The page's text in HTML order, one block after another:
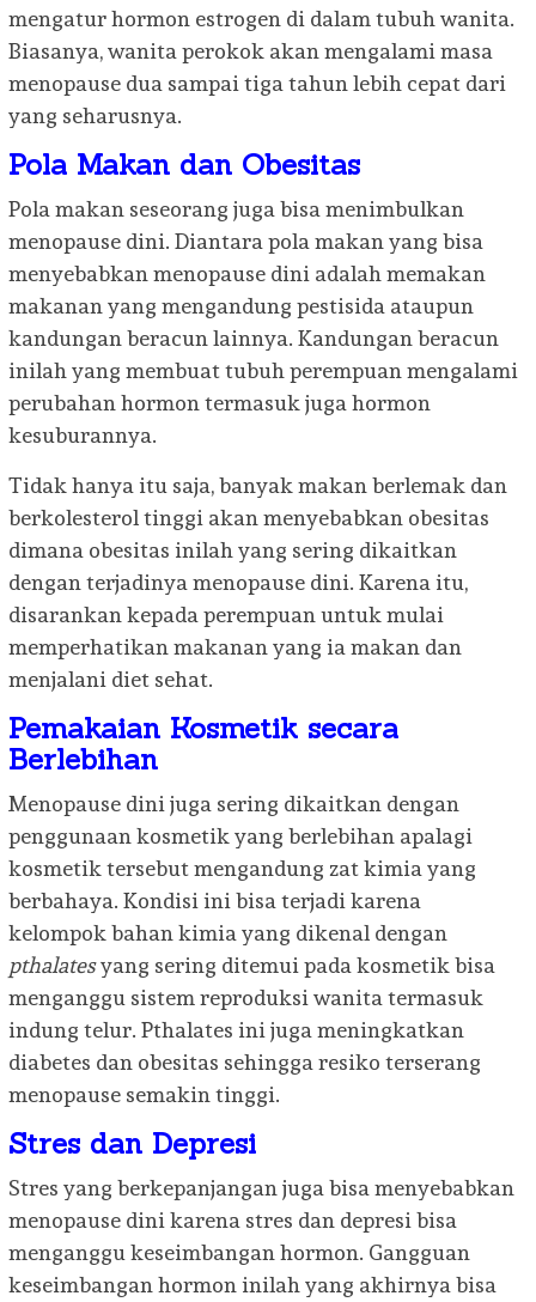
mengatur hormon estrogen di dalam tubuh wanita.
Biasanya, wanita perokok akan mengalami masa
menopause dua sampai tiga tahun lebih cepat dari
yang seharusnya.
Pola Makan dan Obesitas
Pola makan seseorang juga bisa menimbulkan
menopause dini. Diantara pola makan yang bisa
menyebabkan menopause dini adalah memakan
makanan yang mengandung pestisida ataupun
kandungan beracun lainnya. Kandungan beracun
inilah yang membuat tubuh perempuan mengalami
perubahan hormon termasuk juga hormon
kesuburannya.
Tidak hanya itu saja, banyak makan berlemak dan
berkolesterol tinggi akan menyebabkan obesitas
dimana obesitas inilah yang sering dikaitkan
dengan terjadinya menopause dini. Karena itu,
disarankan kepada perempuan untuk mulai
memperhatikan makanan yang ia makan dan
menjalani diet sehat.
Pemakaian Kosmetik secara
Berlebihan
Menopause dini juga sering dikaitkan dengan
penggunaan kosmetik yang berlebihan apalagi
kosmetik tersebut mengandung zat kimia yang
berbahaya. Kondisi ini bisa terjadi karena
kelompok bahan kimia yang dikenal dengan
pthalatesyang sering ditemui pada kosmetik bisa
menganggu sistem reproduksi wanita termasuk
indung telur. Pthalates ini juga meningkatkan
diabetes dan obesitas sehingga resiko terserang
menopause semakin tinggi.
Stres dan Depresi
Stres yang berkepanjangan juga bisa menyebabkan
menopause dini karena stres dan depresi bisa
menganggu keseimbangan hormon. Gangguan
keseimbangan hormon inilah yang akhirnya bisa